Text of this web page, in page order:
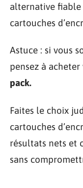
alternative
cartouches
Astuce : si vous
pensez à acheter
pack.
Faites le choix
cartouches
résultats nets et
sans